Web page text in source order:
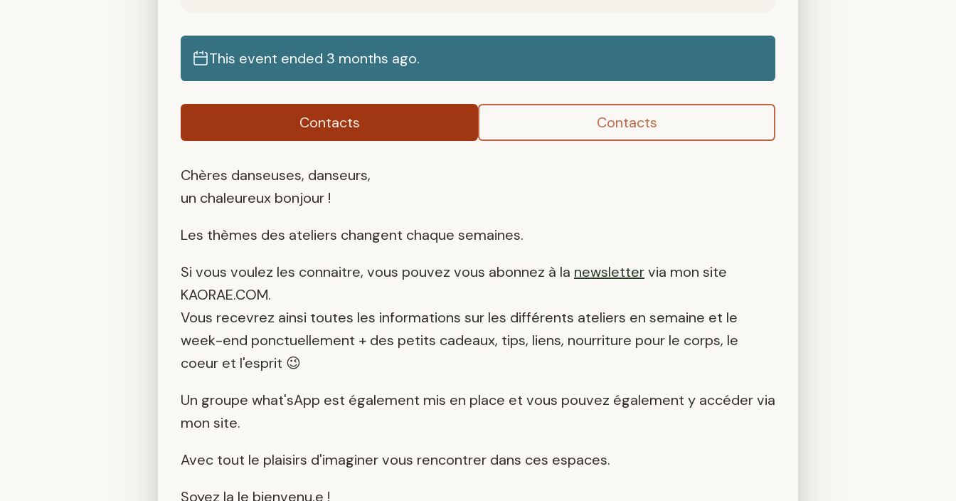
This event ended 3 months ago.
Contacts Contacts
Chères danseuses, danseurs,
un chaleureux bonjour !
Les thèmes des ateliers changent chaque semaines.
Si vous voulez les connaitre, vous pouvez vous abonnez à la newslettervia mon site
KAORAE.COM.
Vous recevrez ainsi toutes les informations sur les différents ateliers en semaine et le
week-end ponctuellement + des petits cadeaux, tips, liens, nourriture pour le corps, le
coeur et l'esprit 😉
Un groupe what'sApp est également mis en place et vous pouvez également y accéder via
mon site.
Avec tout le plaisirs d'imaginer vous rencontrer dans ces espaces.
Soyez la le bienvenu.e !